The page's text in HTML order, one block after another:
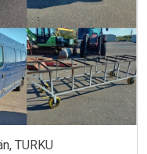
TURKU